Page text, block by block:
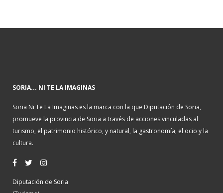
SORIA... NI TE LA IMAGINAS
Soria Ni Te La Imaginas es la marca con la que Diputación de Soria,
promueve la provincia de Soria a través de acciones vinculadas al
turismo, el patrimonio histórico, y natural, la gastronomía, el ocio y la
cultura.
Diputación de Soria